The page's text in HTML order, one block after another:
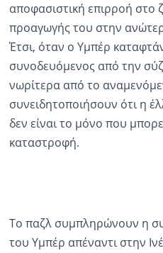
αποφασιστική επιρροή
προαγωγής του στην
Έτσι, όταν ο Υμπέρ
συνοδευόμενος από την
νωρίτερα από το
συνειδητοποιήσουν ότι η
δεν είναι το μόνο που
καταστροφή.
Το παζλ συμπληρώνουν η
του Υμπέρ απέναντι στην